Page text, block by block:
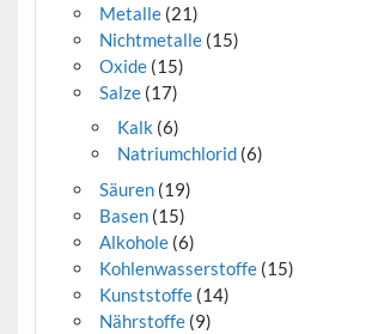
Metalle(21)
Nichtmetalle(15)
Oxide(15)
Salze(17)
Kalk (6)
Natriumchlorid (6)
Säuren(19)
Basen(15)
Alkohole(6)
Kohlenwasserstoffe(15)
Kunststoffe(14)
Nährstoffe(9)